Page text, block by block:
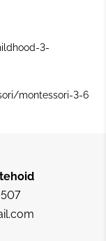
3-
montessori-3-6